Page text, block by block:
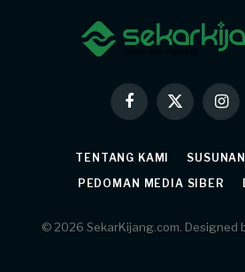
Facebook
X
(Twitter)
TENTANG KAMI
PEDOMAN MEDIA SIBER
© 2026 SekarKijang.com. Designed